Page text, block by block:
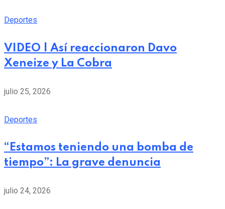
Deportes
VIDEO | Así reaccionaron Davo
Xeneize y La Cobra
julio 25, 2026
Deportes
“Estamos teniendo una bomba de
tiempo”: La grave denuncia
julio 24, 2026